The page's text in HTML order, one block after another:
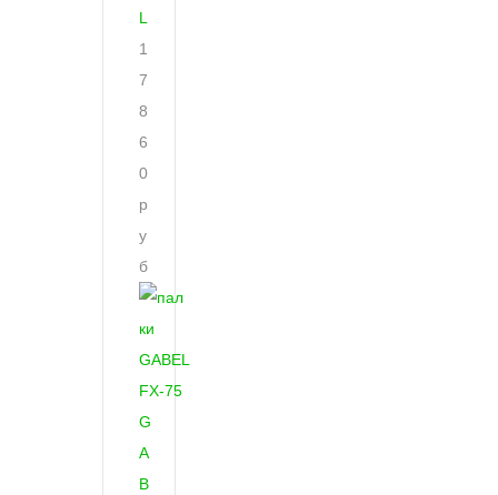
L
1
7
8
6
0
р
у
б
G
A
B